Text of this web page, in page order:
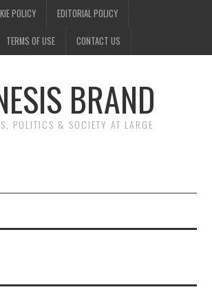
POLICY EDITORIAL POLICY
TERMS OF USE CONTACT US
BRAND
POLITICS & SOCIETY AT LARGE